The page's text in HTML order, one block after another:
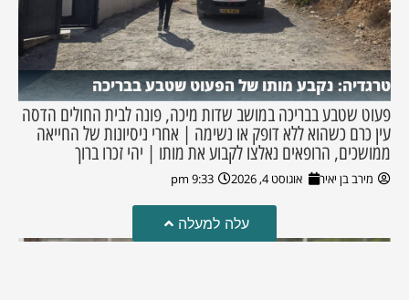
טרגדיה: נקבע מותו של הפעוט שטבע בבריכה
פעוט שטבע בבריכה במושב שדות מיכה, פונה לבית החולים הדסה
עין כרם כשהוא ללא דופק או נשימה | אחרי ניסיונות של החייאה
ממושכים, הרופאים נאלצו לקבוע את מותו | יהי זכרו ברוך
מירב בן יאיר אוגוסט 4, 2026 9:33 pm
עלה למעלה